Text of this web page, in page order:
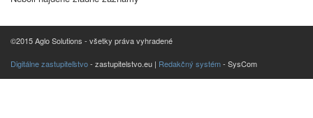
©2015 Aglo Solutions - všetky práva vyhradené
Digitálne zastupiteľstvo- zastupitelstvo.eu | Redakčný systém- SysCom